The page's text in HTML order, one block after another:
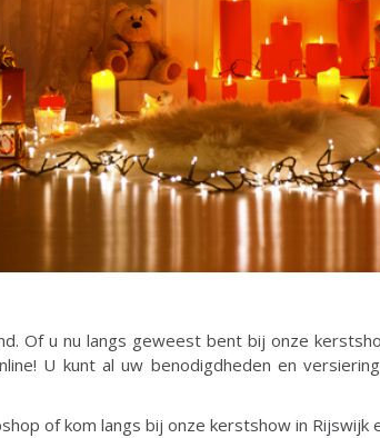
Of u nu langs geweest bent bij onze
U kunt al uw benodigdheden en
of kom langs bij onze kerstshow in Rijswijk